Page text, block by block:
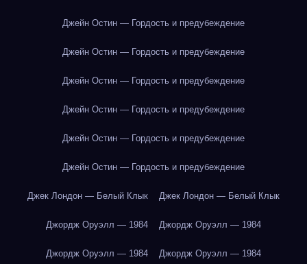
Джейн Остин — Гордость и предубеждение
Джейн Остин — Гордость и предубеждение
Джейн Остин — Гордость и предубеждение
Джейн Остин — Гордость и предубеждение
Джейн Остин — Гордость и предубеждение
Джейн Остин — Гордость и предубеждение
Джек Лондон — Белый Клык Джек Лондон — Белый Клык
Джордж Оруэлл — 1984 Джордж Оруэлл — 1984
Джордж Оруэлл — 1984 Джордж Оруэлл — 1984